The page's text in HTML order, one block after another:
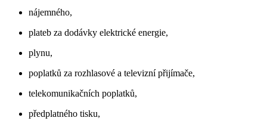
nájemného,
plateb za dodávky elektrické energie,
plynu,
poplatků za rozhlasové a televizní přijímače,
telekomunikačních poplatků,
předplatného tisku,